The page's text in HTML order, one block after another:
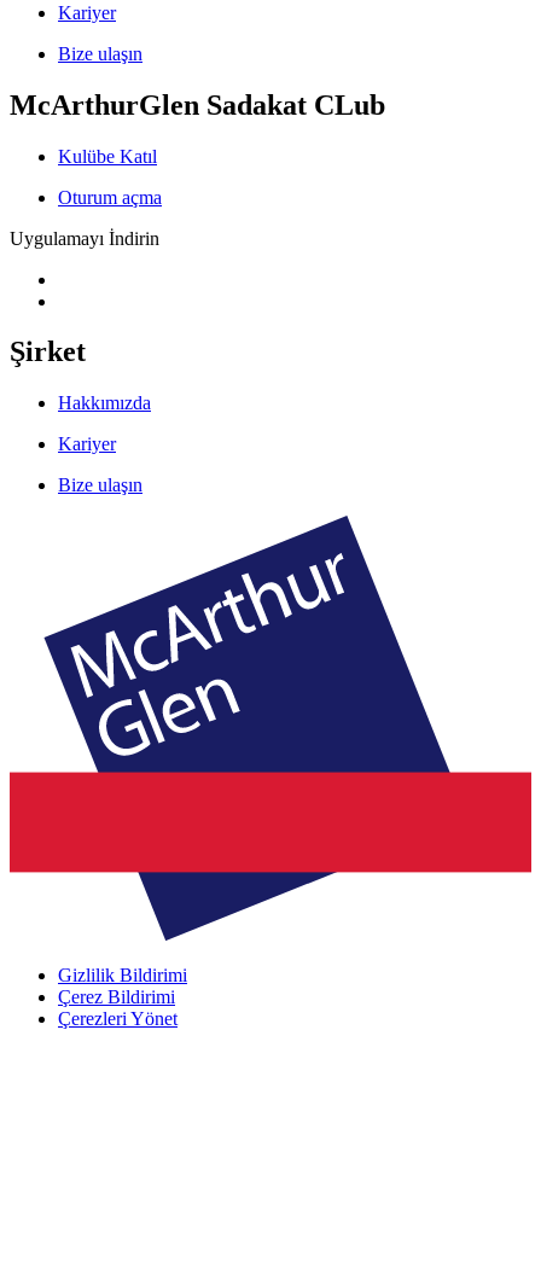
Kariyer
Bize ulaşın
McArthurGlen Sadakat CLub
Kulübe Katıl
Oturum açma
Uygulamayı İndirin
Şirket
Hakkımızda
Kariyer
Bize ulaşın
Gizlilik Bildirimi
Çerez Bildirimi
Çerezleri Yönet